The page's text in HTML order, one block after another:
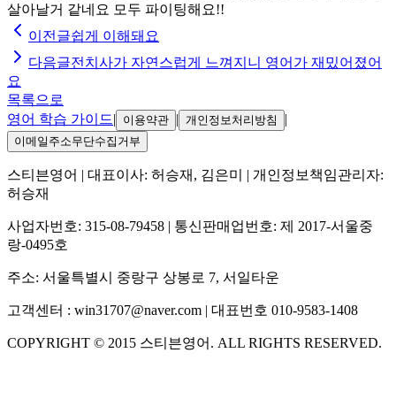
살아날거 같네요 모두 파이팅해요!!
이전글쉽게 이해돼요
다음글전치사가 자연스럽게 느껴지니 영어가 재밌어졌어
요
목록으로
영어 학습 가이드| 이용약관 | 개인정보처리방침 |
이메일주소무단수집거부
스티븐영어 | 대표이사: 허승재, 김은미
| 개인정보책임관리자:
허승재
사업자번호: 315-08-79458 | 통신판매업번호: 제 2017-서울중
랑-0495호
주소: 서울특별시 중랑구 상봉로 7, 서일타운
고객센터 : win31707@naver.com | 대표번호 010-9583-1408
COPYRIGHT © 2015 스티븐영어 . ALL RIGHTS RESERVED.